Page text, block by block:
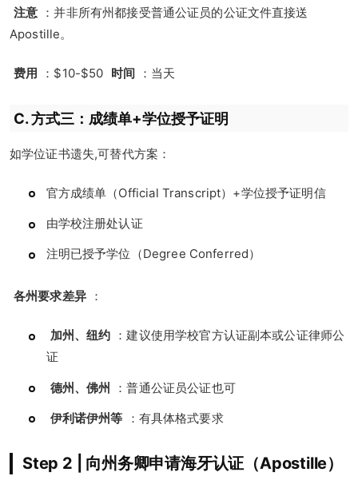
注意 ：并非所有州都接受普通公证员的公证文件直接送
Apostille。
费用 ：$10-$50 时间 ：当天
C. 方式三：成绩单+学位授予证明
如学位证书遗失,可替代方案：
官方成绩单（Official Transcript）+学位授予证明信
由学校注册处认证
注明已授予学位（Degree Conferred）
各州要求差异 ：
加州、纽约 ：建议使用学校官方认证副本或公证律师公
证
德州、佛州 ：普通公证员公证也可
伊利诺伊州等 ：有具体格式要求
Step 2 | 向州务卿申请海牙认证（Apostille）